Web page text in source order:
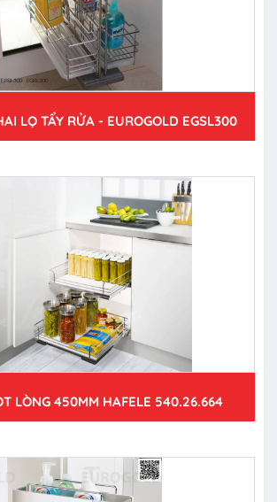
LỌ TẨY RỬA - EUROGOLD EGSL300
LÒNG 450MM HAFELE 540.26.664